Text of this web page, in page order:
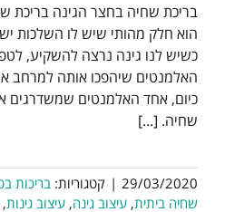
בריכת שחיה בחצר הגינה בריכת
הוא חלק מהותי שיש לו השלכות
כשיש לנו גינה נרצה להשקיע,
האלמנטים שיהפכו אותה למרחב
כיום, אחד האלמנטים שמשדרגים
שחיה. [...]
29/03/2020
| קטגוריות: בריכות
שחיה ביתית, עיצוב גינה, עיצוב גינות,